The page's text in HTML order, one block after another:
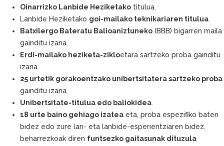
Oinarrizko Lanbide Heziketako titulua.
Lanbide Heziketako goi-mailako teknikariaren titulua.
Batxilergo Bateratu Balioaniztuneko (BBB) bigarren maila
gainditu izana.
Erdi-mailako heziketa-zikloetara sartzeko proba gainditu
izana.
25 urtetik gorakoentzako unibertsitatera sartzeko proba
gainditu izana.
Unibertsitate-titulua edo baliokidea.
18 urte baino gehiago izatea eta, proba espezifiko baten
bidez edo zure lan- eta lanbide-esperientziaren bidez,
beharrezkoak diren funtsezko gaitasunak dituzula